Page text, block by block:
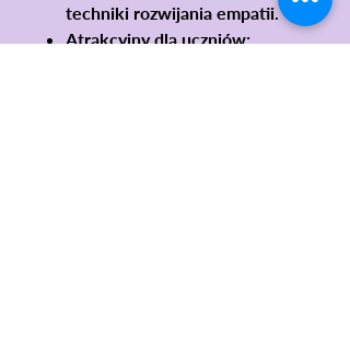
techniki rozwijania empatii.
Atrakcyjny dla uczniów: